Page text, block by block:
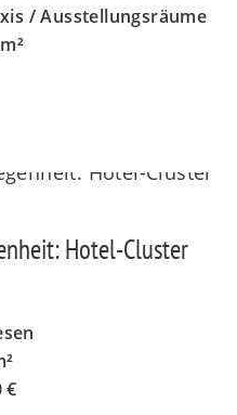
/ Ausstellungsräume
Hotel-Cluster
€